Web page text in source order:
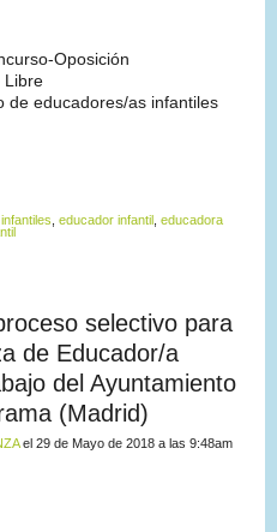
Oposición
Libre
de educadores/as infantiles
educador infantil
educadora
selectivo para
de Educador/a
del Ayuntamiento
(Madrid)
el 29 de Mayo de 2018 a las 9:48am